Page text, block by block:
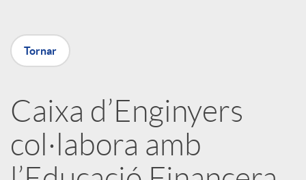
P
u
b
l
Tornar
Caixa d’Enginyers
col·labora amb